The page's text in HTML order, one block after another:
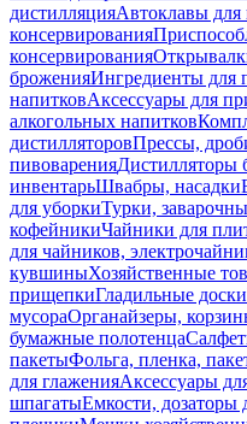
дистилляцияАвтоклавы для
консервирования
консервирования
броженияИнгредиенты для
напитковАксессуары для
алкогольных напитков
дистилляторовПрессы,
пивоваренияДистилляторы
инвентарьШвабры, насадки
для уборкиТурки,
кофейникиЧайники для
для чайников,
кувшиныХозяйственные
прищепкиГладильные доски
мусораОрганайзеры,
бумажные полотенца
пакетыФольга, пленка,
для глаженияАксессуары
шпагатыЕмкости, дозаторы